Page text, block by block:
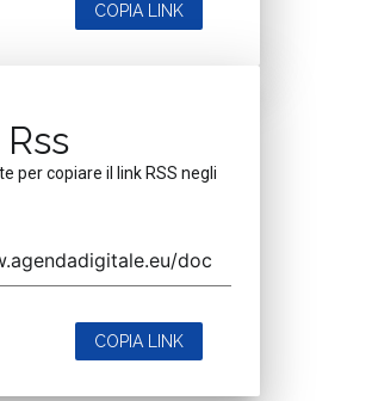
COPIA LINK
per copiare il link RSS negli
COPIA LINK